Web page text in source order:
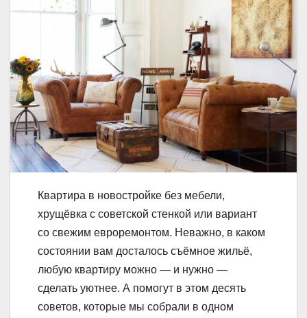
Квартира в новостройке без мебели,
хрущёвка с советской стенкой или вариант
со свежим евроремонтом. Неважно, в каком
состоянии вам досталось съёмное жильё,
любую квартиру можно — и нужно —
сделать уютнее. А помогут в этом десять
советов, которые мы собрали в одном